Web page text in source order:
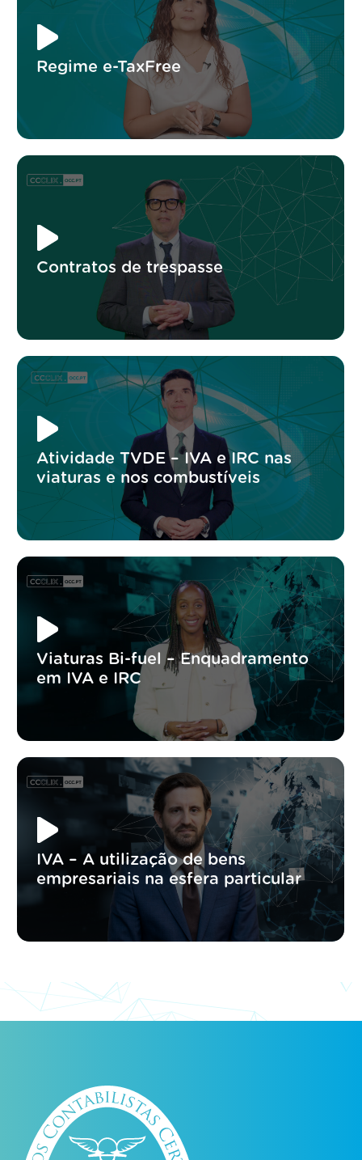
Regime e-TaxFree
Contratos de trespasse
Atividade TVDE – IVA e IRC nas
viaturas e nos combustíveis
Viaturas Bi-fuel – Enquadramento
em IVA e IRC
IVA – A utilização de bens
empresariais na esfera particular